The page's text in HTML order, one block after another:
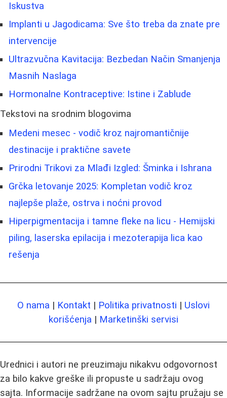
Iskustva
Implanti u Jagodicama: Sve što treba da znate pre
intervencije
Ultrazvučna Kavitacija: Bezbedan Način Smanjenja
Masnih Naslaga
Hormonalne Kontraceptive: Istine i Zablude
Tekstovi na srodnim blogovima
Medeni mesec - vodič kroz najromantičnije
destinacije i praktične savete
Prirodni Trikovi za Mlađi Izgled: Šminka i Ishrana
Grčka letovanje 2025: Kompletan vodič kroz
najlepše plaže, ostrva i noćni provod
Hiperpigmentacija i tamne fleke na licu - Hemijski
piling, laserska epilacija i mezoterapija lica kao
rešenja
O nama | Kontakt | Politika privatnosti | Uslovi
korišćenja | Marketinški servisi
Urednici i autori ne preuzimaju nikakvu odgovornost
za bilo kakve greške ili propuste u sadržaju ovog
sajta. Informacije sadržane na ovom sajtu pružaju se